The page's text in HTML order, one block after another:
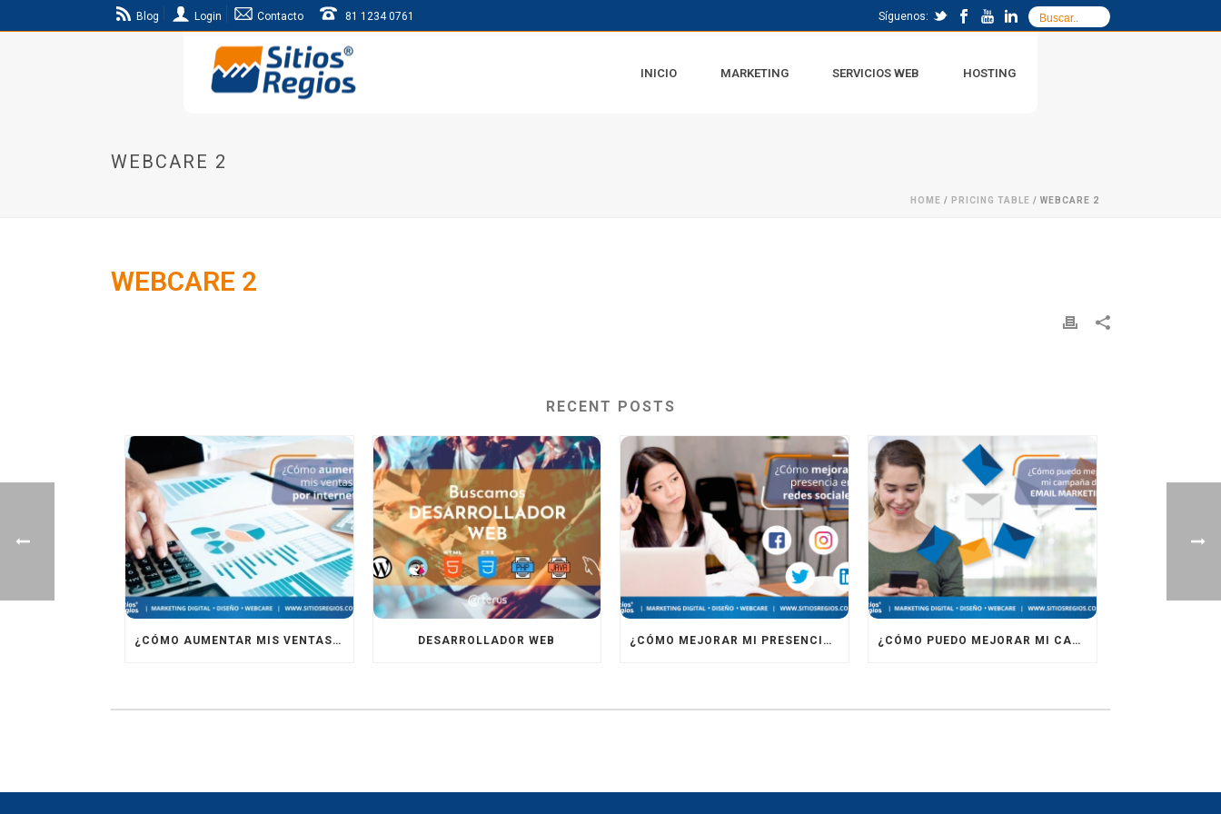
Blog Login Contacto 81 1234 0761 Síguenos:
INICIO MARKETING SERVICIOS WEB HOSTING
WEBCARE 2
HOME / PRICING TABLE / WEBCARE 2
WEBCARE 2
RECENT POSTS
¿CÓMO AUMENTAR MIS VENTAS EN INTERNET? DESARROLLADOR WEB ¿CÓMO MEJORAR MI PRESENCIA EN REDES SOCIALES? ¿CÓMO PUEDO MEJORAR MI CAMPAÑA DE EMAIL MARKETING?